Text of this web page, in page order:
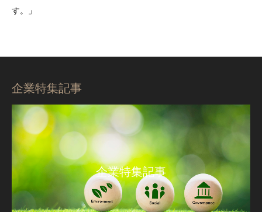
す。」
企業特集記事
企業特集記事